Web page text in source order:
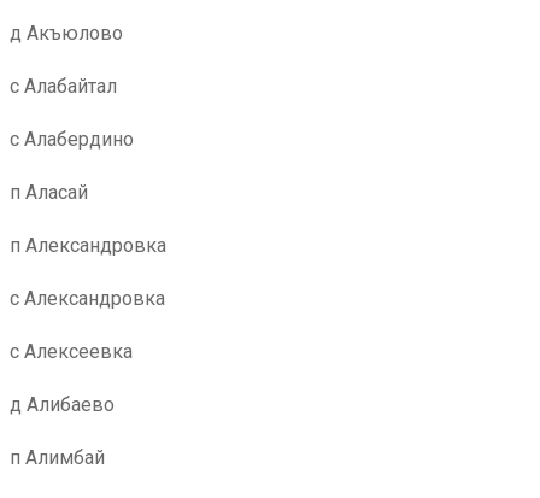
д Акъюлово
с Алабайтал
с Алабердино
п Аласай
п Александровка
с Александровка
с Алексеевка
д Алибаево
п Алимбай